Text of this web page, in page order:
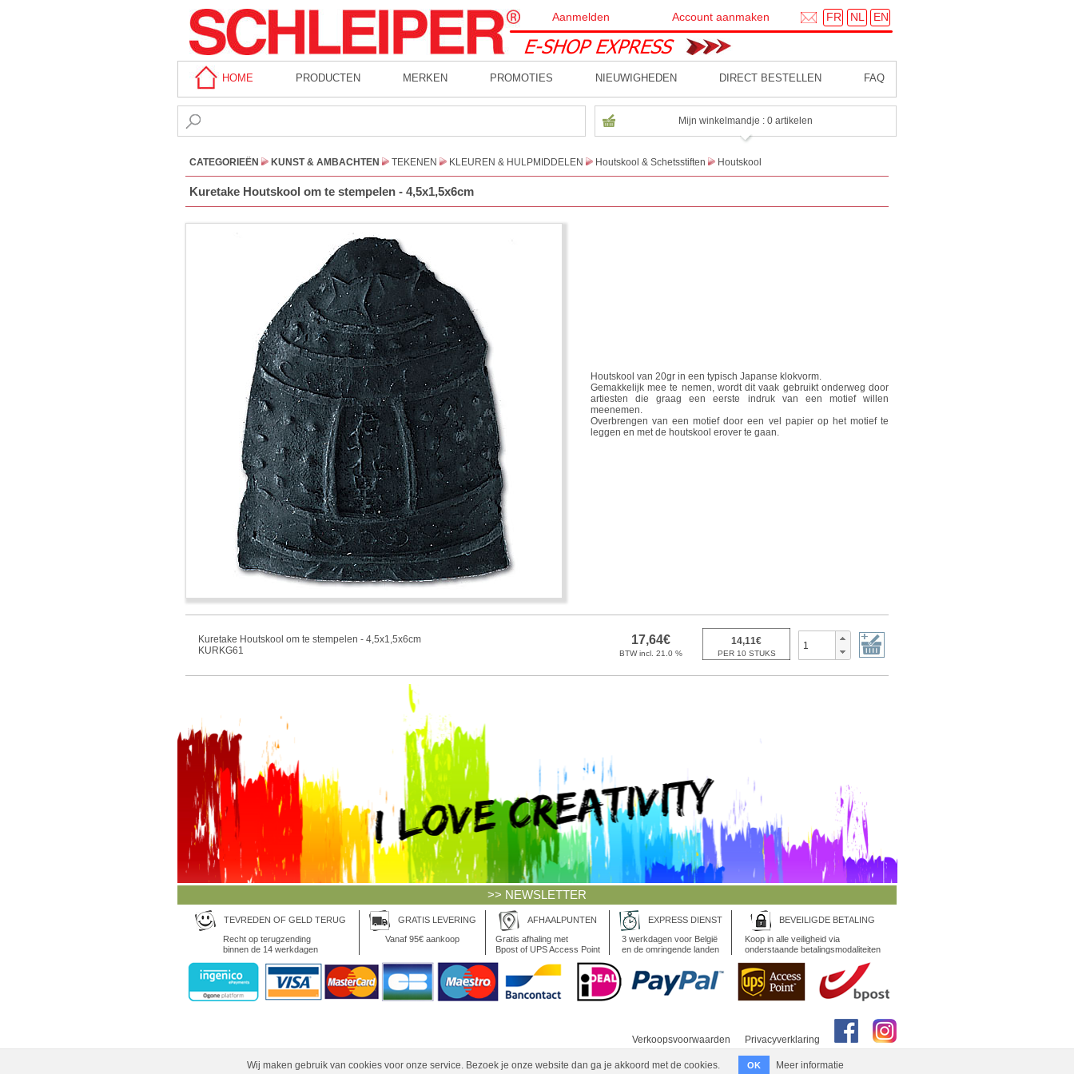
FR NL EN
Aanmelden Account aanmaken
HOME PRODUCTEN MERKEN PROMOTIES NIEUWIGHEDEN DIRECT BESTELLEN FAQ
Mijn winkelmandje : 0 artikelen
CATEGORIEËN KUNST & AMBACHTEN TEKENEN KLEUREN & HULPMIDDELEN Houtskool & Schetsstiften Houtskool
Kuretake Houtskool om te stempelen - 4,5x1,5x6cm
Houtskool van 20gr in een typisch Japanse klokvorm.
Gemakkelijk mee te nemen, wordt dit vaak gebruikt onderweg door
artiesten die graag een eerste indruk van een motief willen
meenemen.
Overbrengen van een motief door een vel papier op het motief te
leggen en met de houtskool erover te gaan.
Kuretake Houtskool om te stempelen - 4,5x1,5x6cm
KURKG61
>> NEWSLETTER
TEVREDEN OF GELD TERUG
Recht op terugzending
binnen de 14 werkdagen
GRATIS LEVERING
Vanaf 95€ aankoop
AFHAALPUNTEN
Gratis afhaling met
Bpost of UPS Access Point
EXPRESS DIENST
3 werkdagen voor België
en de omringende landen
BEVEILIGDE BETALING
Koop in alle veiligheid via
onderstaande betalingsmodaliteiten
Verkoopsvoorwaarden Privacyverklaring
Wij maken gebruik van cookies voor onze service. Bezoek je onze website dan ga je akkoord met de cookies. OK Meer informatie